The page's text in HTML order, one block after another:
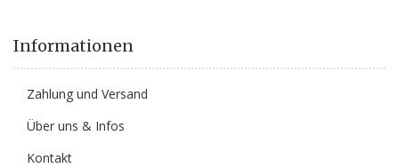
Informationen
Zahlung und Versand
Über uns & Infos
Kontakt